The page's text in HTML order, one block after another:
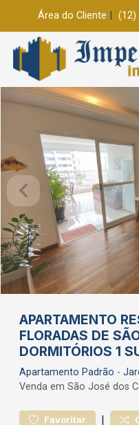
Área do Cliente (12)
APARTAMENTO
FLORADAS DE
DORMITÓRIOS 1
Apartamento Padrão -
Venda em São José dos
Favoritar |